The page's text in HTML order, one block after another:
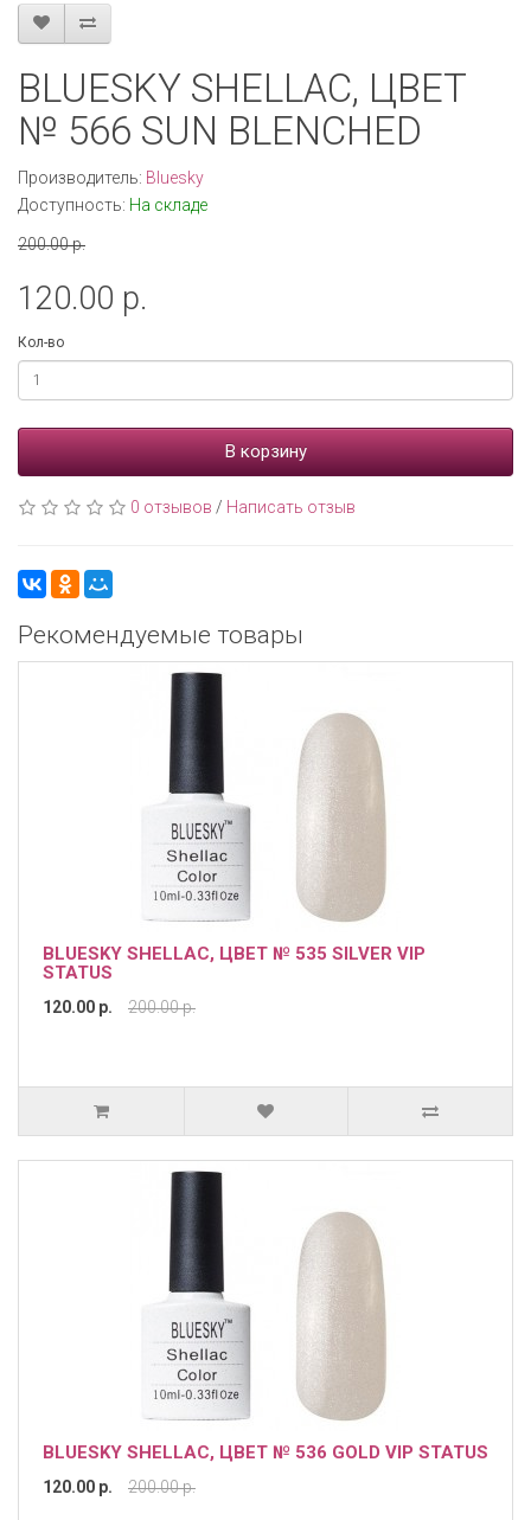
BLUESKY SHELLAC, ЦВЕТ
№ 566 SUN BLENCHED
Производитель: Bluesky
Доступность: На складе
200.00 р.
120.00 р.
Кол-во
В корзину
0 отзывов / Написать отзыв
Рекомендуемые товары
BLUESKY SHELLAC, ЦВЕТ № 535 SILVER VIP
STATUS
120.00 р. 200.00 р.
BLUESKY SHELLAC, ЦВЕТ № 536 GOLD VIP STATUS
120.00 р. 200.00 р.